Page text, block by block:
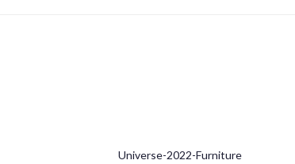
Universe-2022-Furniture